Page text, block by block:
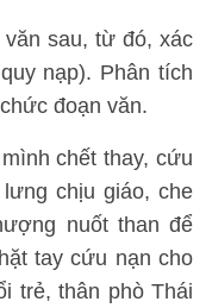
sau, từ đó, xác
nạp). Phân tích
đoạn văn.
chết thay, cứu
chịu giáo, che
nuốt than để
tay cứu nạn cho
trẻ, thân phò Thái